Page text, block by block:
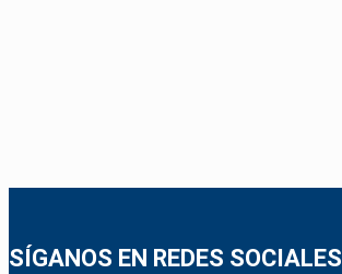
SÍGANOS EN REDES SOCIALES